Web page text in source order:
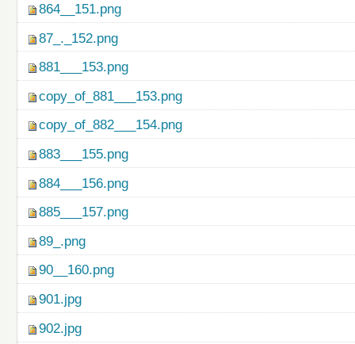
864__151.png
87_._152.png
881___153.png
copy_of_881___153.png
copy_of_882___154.png
883___155.png
884___156.png
885___157.png
89_.png
90__160.png
901.jpg
902.jpg